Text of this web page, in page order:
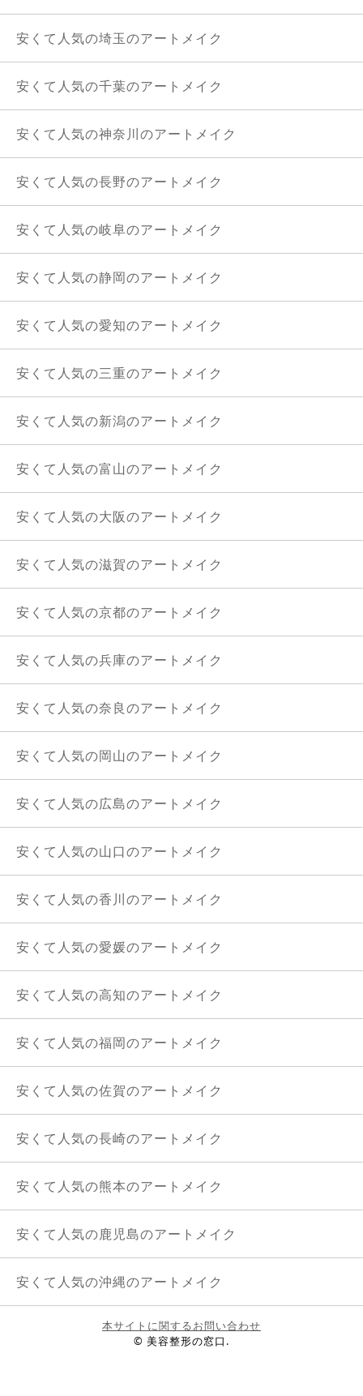
安くて人気の埼玉のアートメイク
安くて人気の千葉のアートメイク
安くて人気の神奈川のアートメイク
安くて人気の長野のアートメイク
安くて人気の岐阜のアートメイク
安くて人気の静岡のアートメイク
安くて人気の愛知のアートメイク
安くて人気の三重のアートメイク
安くて人気の新潟のアートメイク
安くて人気の富山のアートメイク
安くて人気の大阪のアートメイク
安くて人気の滋賀のアートメイク
安くて人気の京都のアートメイク
安くて人気の兵庫のアートメイク
安くて人気の奈良のアートメイク
安くて人気の岡山のアートメイク
安くて人気の広島のアートメイク
安くて人気の山口のアートメイク
安くて人気の香川のアートメイク
安くて人気の愛媛のアートメイク
安くて人気の高知のアートメイク
安くて人気の福岡のアートメイク
安くて人気の佐賀のアートメイク
安くて人気の長崎のアートメイク
安くて人気の熊本のアートメイク
安くて人気の鹿児島のアートメイク
安くて人気の沖縄のアートメイク
本サイトに関するお問い合わせ
© 美容整形の窓口.